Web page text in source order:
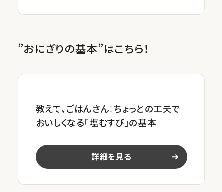
”おにぎりの基本”はこちら！
教えて、ごはんさん！ちょっとの工夫で
おいしくなる「塩むすび」の基本
詳細を見る